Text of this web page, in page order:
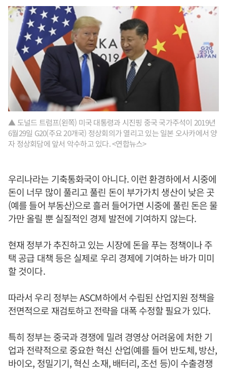
▲ 도널드 트럼프(왼쪽) 미국 대통령과 시진핑 중국 국가주석이 2019년
6월29일 G20(주요 20개국) 정상회의가 열리고 있는 일본 오사카에서 양
자 정상회담에 앞서 악수하고 있다. <연합뉴스>
우리나라는 기축통화국이 아니다. 이런 환경하에서 시중에
돈이 너무 많이 풀리고 풀린 돈이 부가가치 생산이 낮은 곳
(예를 들어 부동산)으로 흘러 들어가면 시중에 풀린 돈은 물
가만 올릴 뿐 실질적인 경제 발전에 기여하지 않는다.
현재 정부가 추진하고 있는 시장에 돈을 푸는 정책이나 주
택 공급 대책 등은 실제로 우리 경제에 기여하는 바가 미미
할 것이다.
따라서 우리 정부는 ASCM하에서 수립된 산업지원 정책을
전면적으로 재검토하고 전략을 대폭 수정할 필요가 있다.
특히 정부는 중국과 경쟁에 밀려 경영상 어려움에 처한 기
업과 전략적으로 중요한 혁신 산업(예를 들어 반도체, 방산,
바이오, 정밀기기, 혁신 소재, 배터리, 조선 등)이 수출경쟁